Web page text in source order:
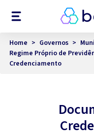
Menu
Home > Governos >
Regime Próprio de
Credenciamento